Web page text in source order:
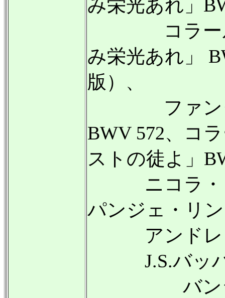
み栄光あれ」
コラール「
み栄光あれ」
版）、
ファンタジ
BWV 572、コ
ストの徒よ」
ニコラ・ド
パンジェ・リ
アンドレ・
J.S.バッハ
バンジャ